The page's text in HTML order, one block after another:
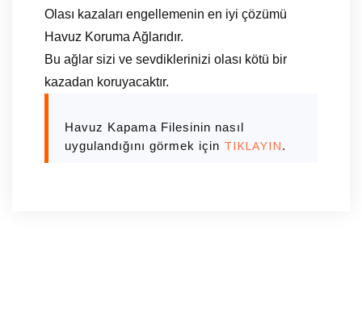
Olası kazaları engellemenin en iyi çözümü
Havuz Koruma Ağlarıdır.
Bu ağlar sizi ve sevdiklerinizi olası kötü bir
kazadan koruyacaktır.
Havuz Kapama Filesinin nasıl
uygulandığını görmek için TIKLAYIN.